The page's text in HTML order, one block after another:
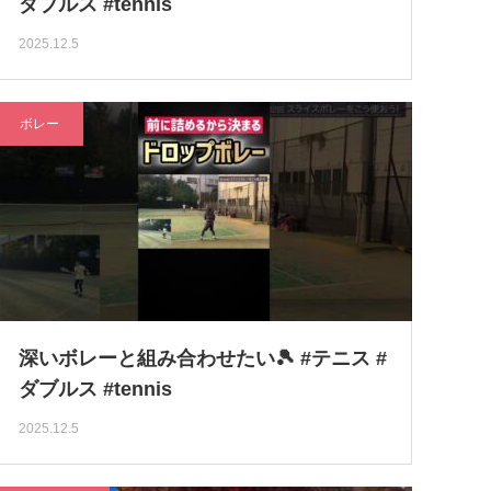
ダブルス #tennis
2025.12.5
ボレー
深いボレーと組み合わせたい🎾 #テニス #
ダブルス #tennis
2025.12.5